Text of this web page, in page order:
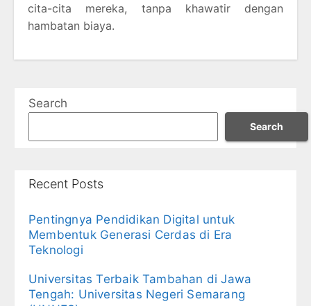
cita-cita mereka, tanpa khawatir dengan
hambatan biaya.
Search
Search
Recent Posts
Pentingnya Pendidikan Digital untuk
Membentuk Generasi Cerdas di Era
Teknologi
Universitas Terbaik Tambahan di Jawa
Tengah: Universitas Negeri Semarang